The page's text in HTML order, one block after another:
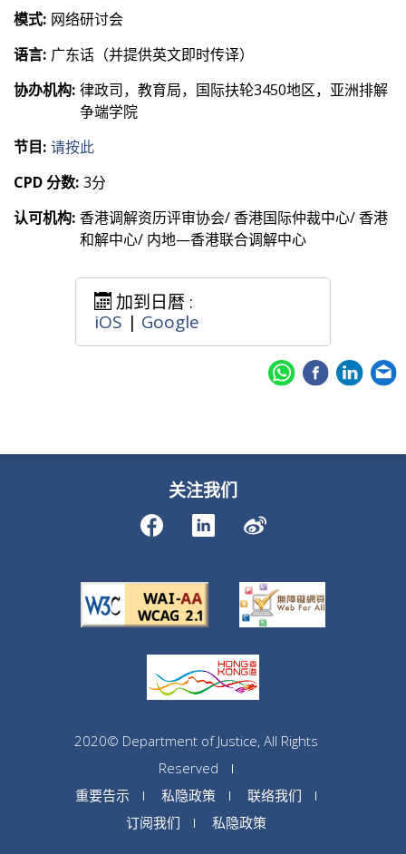
模式: 网络研讨会
语言: 广东话（并提供英文即时传译）
协办机构: 律政司，教育局，国际扶轮3450地区，亚洲排解
争端学院
节目: 请按此
CPD 分数: 3分
认可机构: 香港调解资历评审协会/ 香港国际仲裁中心/ 香港
和解中心/ 内地—香港联合调解中心
加到日暦 :
iOS | Google
关注我们
2020© Department of Justice, All Rights
Reserved
重要告示
私隐政策
联络我们
订阅我们
私隐政策